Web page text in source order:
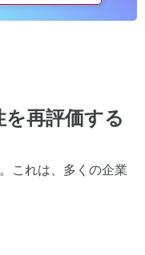
再評価する
。これは、多くの企業